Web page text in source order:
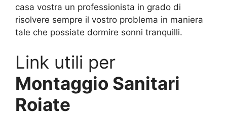
casa vostra un professionista in grado di
risolvere sempre il vostro problema in maniera
tale che possiate dormire sonni tranquilli.
Link utili per
Montaggio Sanitari
Roiate